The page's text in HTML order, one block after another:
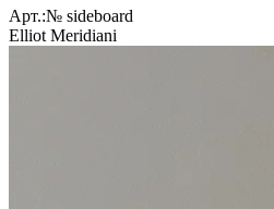
Арт.:№ sideboard
Elliot Meridiani